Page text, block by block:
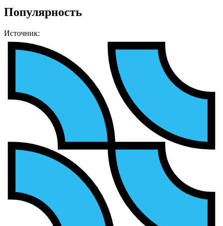
Популярность
Источник: